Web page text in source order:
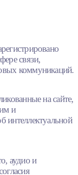
связи,
коммуникаций.
на сайте,
и
интеллектуальной
аудио и